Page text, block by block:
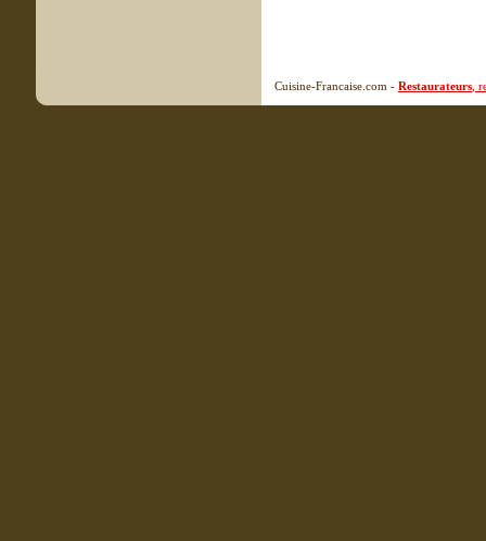
Cuisine-Francaise.com - Restaurateurs ,